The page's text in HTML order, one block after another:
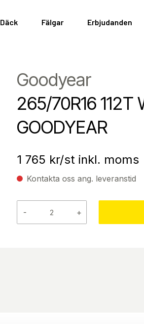
Däck Fälgar Erbjudanden
Goodyear
265/70R16 112T
GOODYEAR
1 765 kr/st inkl. moms
Kontakta oss ang. leveranstid
- +